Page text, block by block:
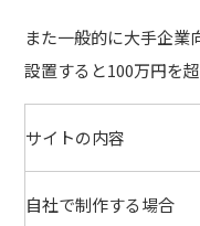
また一般的に大手企業
設置すると100万円を
サイトの内容
自社で制作する場合